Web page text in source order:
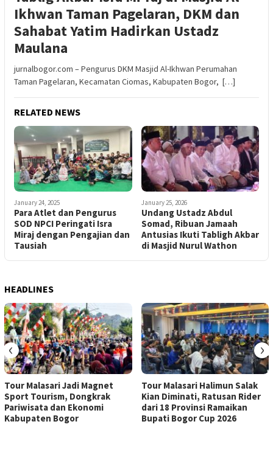
Ikhwan Taman Pagelaran, DKM dan
Sahabat Yatim Hadirkan Ustadz
Maulana
jurnalbogor.com – Pengurus DKM Masjid Al-Ikhwan Perumahan
Taman Pagelaran, Kecamatan Ciomas, Kabupaten Bogor, […]
RELATED NEWS
January 24, 2025
Para Atlet dan Pengurus
SOD NPCI Peringati Isra
Miraj dengan Pengajian dan
Tausiah
January 25, 2026
Undang Ustadz Abdul
Somad, Ribuan Jamaah
Antusias Ikuti Tabligh Akbar
di Masjid Nurul Wathon
HEADLINES
Tour Malasari Jadi Magnet
Sport Tourism, Dongkrak
Pariwisata dan Ekonomi
Kabupaten Bogor
Tour Malasari Halimun Salak
Kian Diminati, Ratusan Rider
dari 18 Provinsi Ramaikan
Bupati Bogor Cup 2026
‹ ›